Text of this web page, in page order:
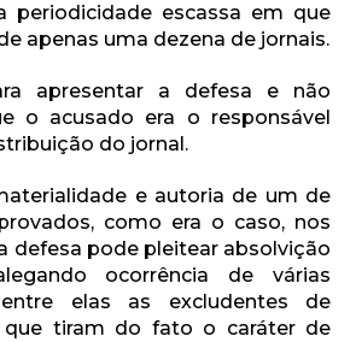
periodicidade escassa em que
apenas uma dezena de jornais.
apresentar a defesa e não
o acusado era o responsável
do jornal.
e autoria de um de
como era o caso, nos
defesa pode pleitear absolvição
ocorrência de várias
entre elas as excludentes de
que tiram do fato o caráter de